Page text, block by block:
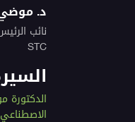
د. موضي
نائب
STC
الدكتورة